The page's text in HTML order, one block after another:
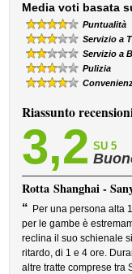
Media voti basata
Puntualità
Servizio a
Servizio a
Pulizia
Riassunto
3,2 SU 5
RottaShanghai -
“ Per una persona alta
per le gambe è
reclina il suo schienale
ritardo, di 1 e 4 ore.
altre tratte comprese tra